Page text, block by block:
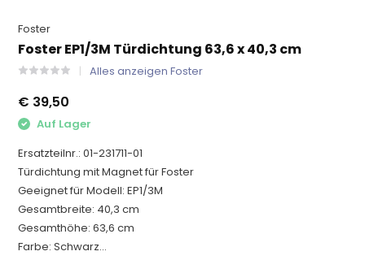
Foster
Foster EP1/3M Türdichtung 63,6 x 40,3 cm
Alles anzeigen Foster
€ 39,50
Auf Lager
Ersatzteilnr.: 01-231711-01
Türdichtung mit Magnet für Foster
Geeignet für Modell: EP1/3M
Gesamtbreite: 40,3 cm
Gesamthöhe: 63,6 cm
Farbe: Schwarz...